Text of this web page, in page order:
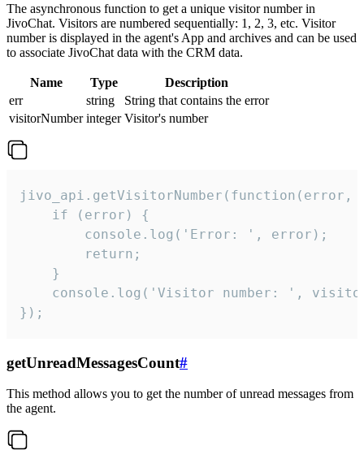
The asynchronous function to get a unique visitor number in
JivoChat. Visitors are numbered sequentially: 1, 2, 3, etc. Visitor
number is displayed in the agent's App and archives and can be used
to associate JivoChat data with the CRM data.
Name Type
Description
err
string
String that contains the error
visitorNumber integer Visitor's number
jivo_api.getVisitorNumber(function(error,
    if (error) {
        console.log('Error: ', error);
        return;
    }
console.log('Visitor number: ',
});
getUnreadMessagesCount#
This method allows you to get the number of unread messages from
the agent.